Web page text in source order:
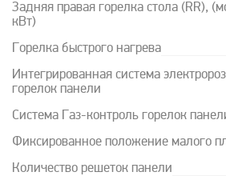
Задняя правая горелка стола (RR),
кВт)
Горелка быстрого нагрева
Интегрированная система
горелок панели
Система Газ-контроль горелок
Фиксированное положение малого
Количество решеток панели